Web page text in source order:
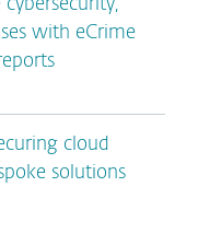
with eCrime
cloud
solutions